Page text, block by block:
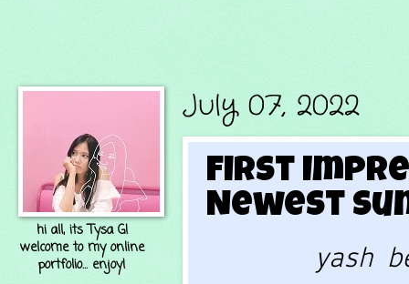
July 07, 2022
First
Newest
yash
hi all, its Tysa G!
welcome to my online
portfolio... enjoy!